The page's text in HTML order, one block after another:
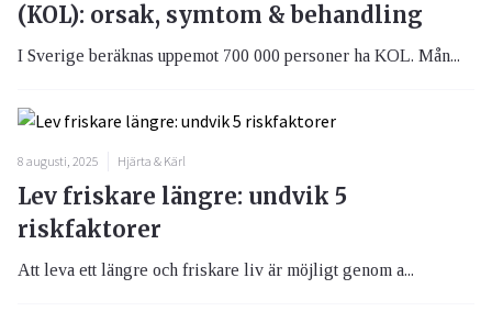
(KOL): orsak, symtom & behandling
I Sverige beräknas uppemot 700 000 personer ha KOL. Mån...
8 augusti, 2025 Hjärta & Kärl
Lev friskare längre: undvik 5
riskfaktorer
Att leva ett längre och friskare liv är möjligt genom a...